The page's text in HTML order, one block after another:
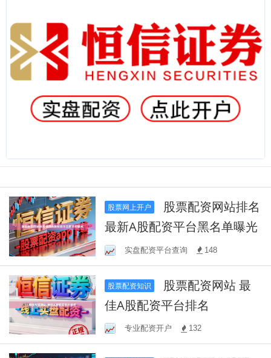
股票网上开户
最新A股配资平台黑名单曝光
实盘配资平台查询 148
股票配资知识
佳A股配资平台排名
专业配资开户 132